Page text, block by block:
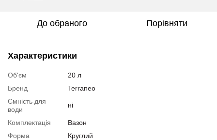
До обраного Порівняти
Характеристики
Об'єм
20 л
Бренд
Terraneo
Ємність для
води
ні
Комплектація
Вазон
Форма
Круглий